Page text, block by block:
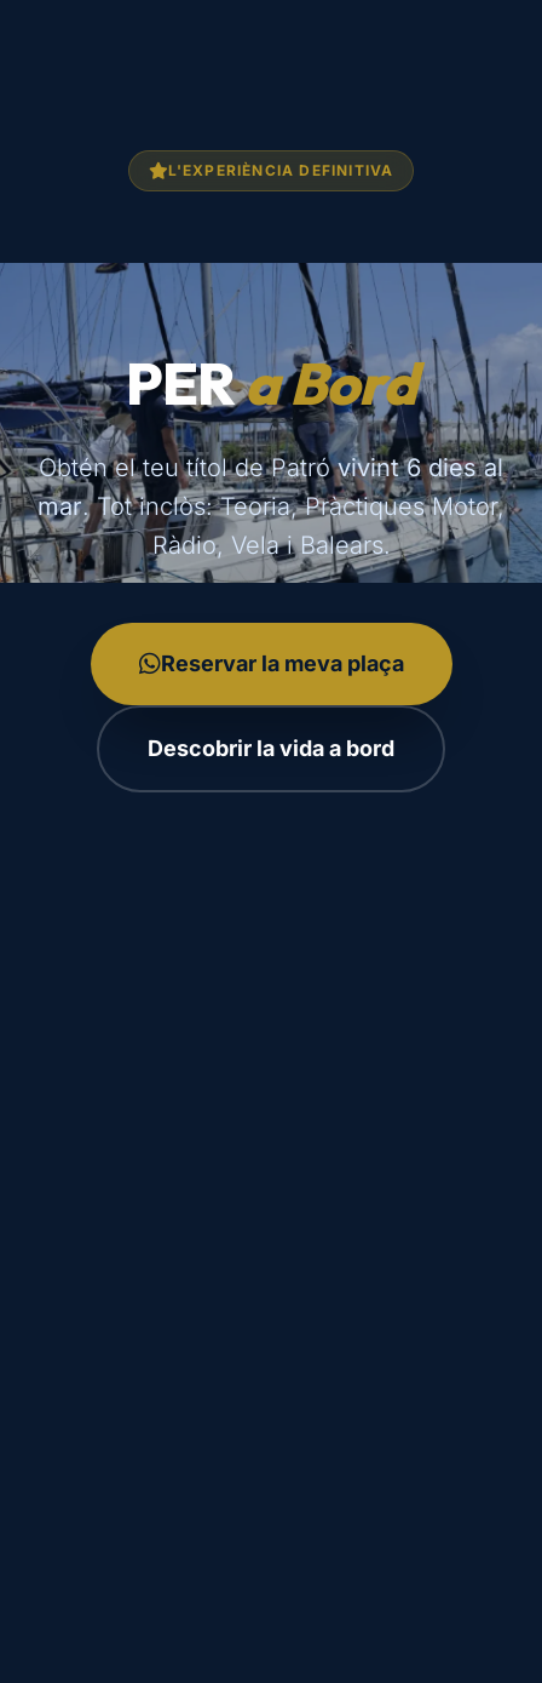
L'EXPERIÈNCIA DEFINITIVA
PERa Bord
Obtén el teu títol de Patróvivint 6 dies al
mar. Tot inclòs: Teoria, Pràctiques Motor,
Ràdio, Vela i Balears.
Reservar la meva plaça
Descobrir la vida a bord